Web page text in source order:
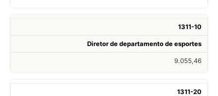
1311-10
Diretor de departamento de esportes
9.055,46
1311-20